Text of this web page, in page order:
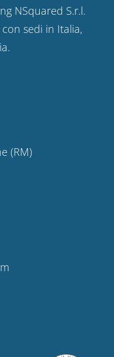
NSquared S.r.l.
sedi in Italia,
(RM)